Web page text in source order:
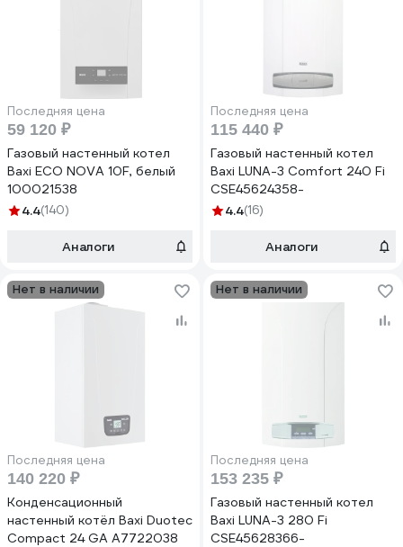
Последняя цена
59 120 ₽
Газовый настенный котел
Baxi ECO NOVA 10F, белый
100021538
4.4(140)
Аналоги
Последняя цена
115 440 ₽
Газовый настенный котел
Baxi LUNA-3 Comfort 240 Fi
CSE45624358-
4.4(16)
Аналоги
Нет в наличии
Последняя цена
140 220 ₽
Конденсационный
настенный котёл Baxi Duotec
Compact 24 GA A7722038
Нет в наличии
Последняя цена
153 235 ₽
Газовый настенный котел
Baxi LUNA-3 280 Fi
CSE45628366-